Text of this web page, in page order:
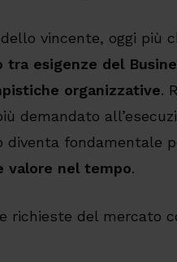
vincente, oggi più
tra esigenze del
organizzative.
demandato
diventa fondamentale
valore nel tempo.
richieste del mercato